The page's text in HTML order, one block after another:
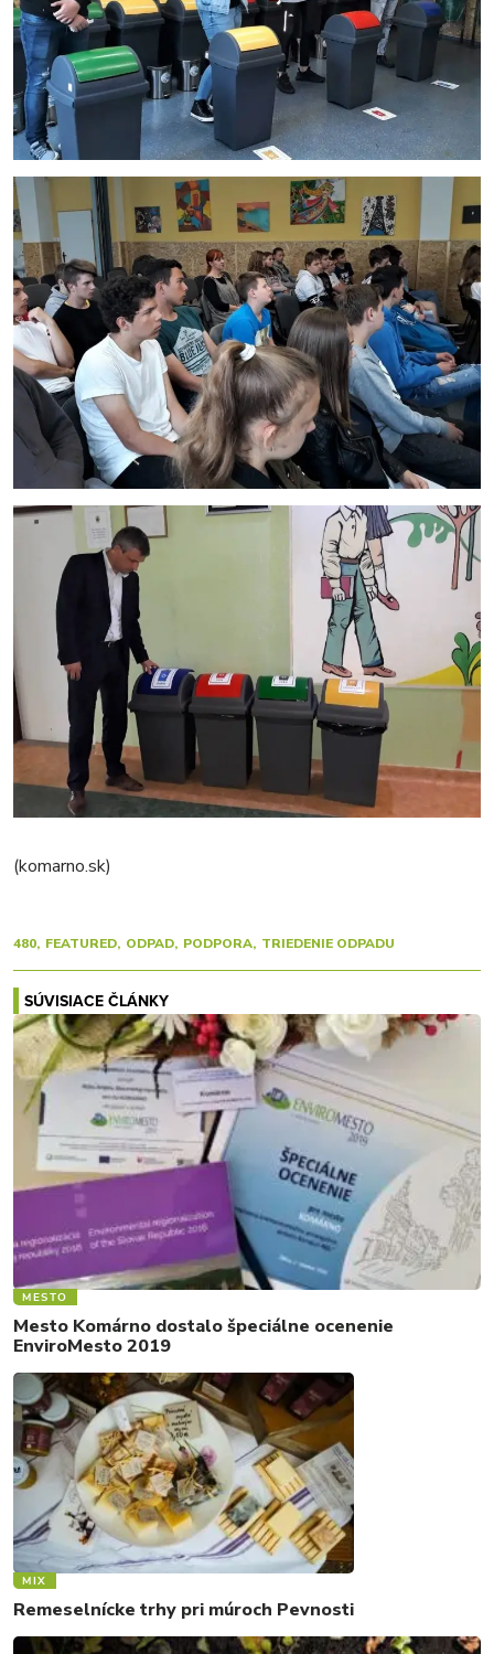
(komarno.sk)
480 FEATURED ODPAD PODPORA TRIEDENIE ODPADU
SÚVISIACE ČLÁNKY
MESTO
Mesto Komárno dostalo špeciálne ocenenie
EnviroMesto 2019
MIX
Remeselnícke trhy pri múroch Pevnosti